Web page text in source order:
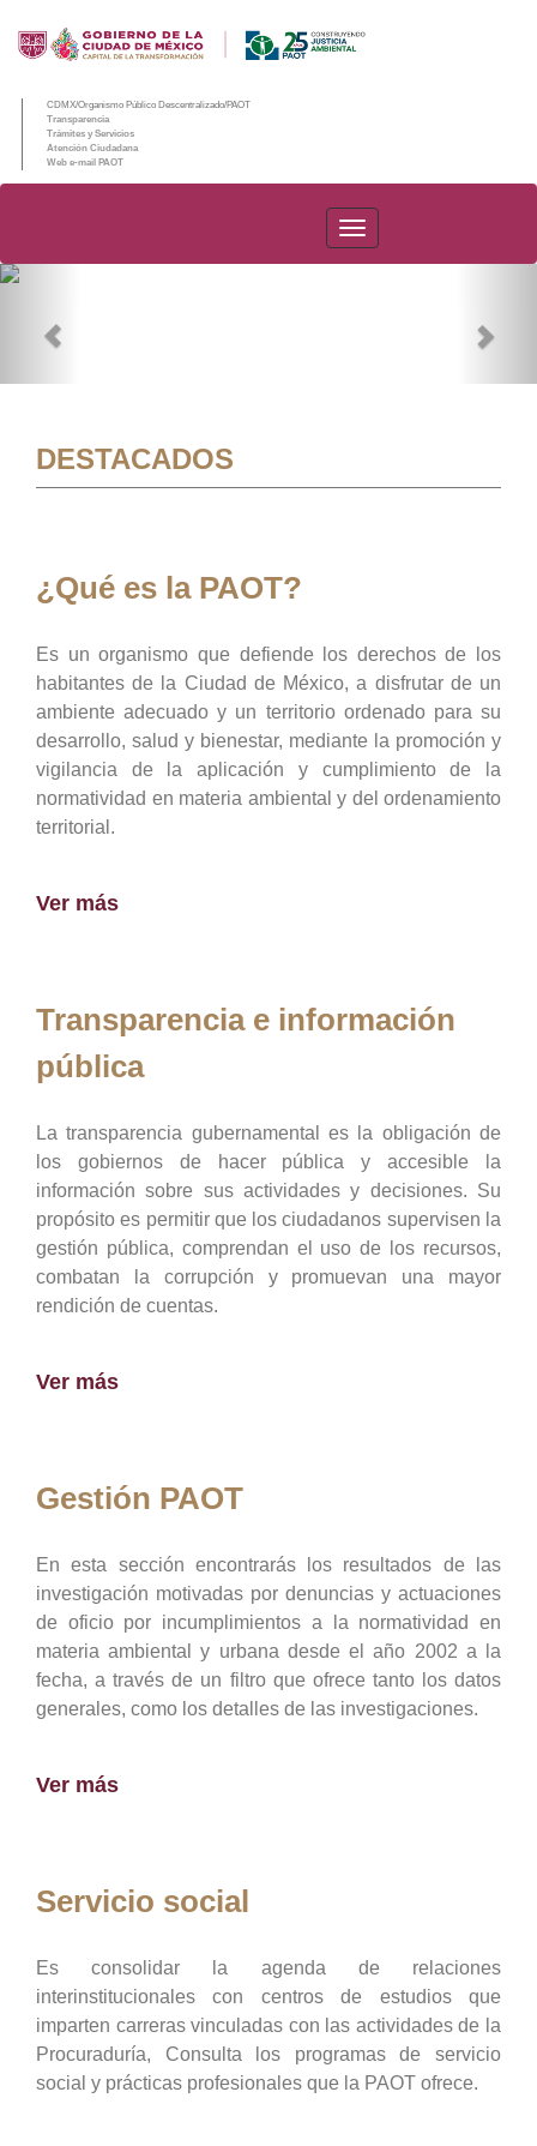
CDMX/Organismo Público Descentralizado/PAOT
Transparencia
Trámites y Servicios
Atención Ciudadana
Web e-mail PAOT
PAOT
DESTACADOS
¿Qué es la PAOT?
Es un organismo que defiende los derechos de los
habitantes de la Ciudad de México, a disfrutar de un
ambiente adecuado y un territorio ordenado para su
desarrollo, salud y bienestar, mediante la promoción y
vigilancia de la aplicación y cumplimiento de la
normatividad en materia ambiental y del ordenamiento
territorial.
Ver más
Transparencia e información
pública
La transparencia gubernamental es la obligación de
los gobiernos de hacer pública y accesible la
información sobre sus actividades y decisiones. Su
propósito es permitir que los ciudadanos supervisen la
gestión pública, comprendan el uso de los recursos,
combatan la corrupción y promuevan una mayor
rendición de cuentas.
Ver más
Gestión PAOT
En esta sección encontrarás los resultados de las
investigación motivadas por denuncias y actuaciones
de oficio por incumplimientos a la normatividad en
materia ambiental y urbana desde el año 2002 a la
fecha, a través de un filtro que ofrece tanto los datos
generales, como los detalles de las investigaciones.
Ver más
Servicio social
Es consolidar la agenda de relaciones
interinstitucionales con centros de estudios que
imparten carreras vinculadas con las actividades de la
Procuraduría, Consulta los programas de servicio
social y prácticas profesionales que la PAOT ofrece.